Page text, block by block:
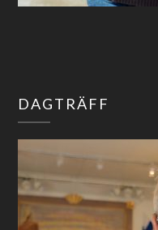
DAGTRÄFF